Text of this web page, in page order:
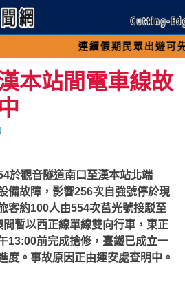
連續假期民眾出遊可先撥打交通
本站間電車線故
於觀音隧道南口至漢本站北端
備故障，影響256次自強號停於現
客約100人由554次莒光號接駁至
暫以西正線單線雙向行車，東正
13:00前完成搶修，臺鐵已成立一
度。事故原因正由運安處查明中。